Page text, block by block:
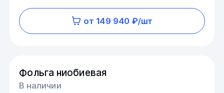
от 149 940 ₽/шт
Фольга ниобиевая
В наличии